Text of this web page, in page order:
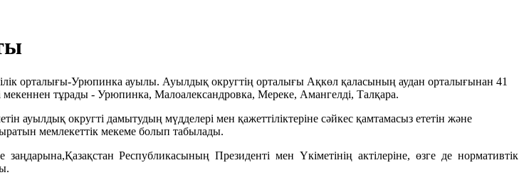
орталығы-Урюпинка ауылы. Ауылдық округтің орталығы Ақкөл қаласының аудан орталығынан 41
тұрады - Урюпинка, Малоалександровка, Мереке, Амангелді, Талқара.
ауылдық округті дамытудың мүдделері мен қажеттіліктеріне сәйкес қамтамасыз ететін және
мемлекеттік мекеме болып табылады.
Республикасының Президенті мен Үкіметінің актілеріне, өзге де нормативтік